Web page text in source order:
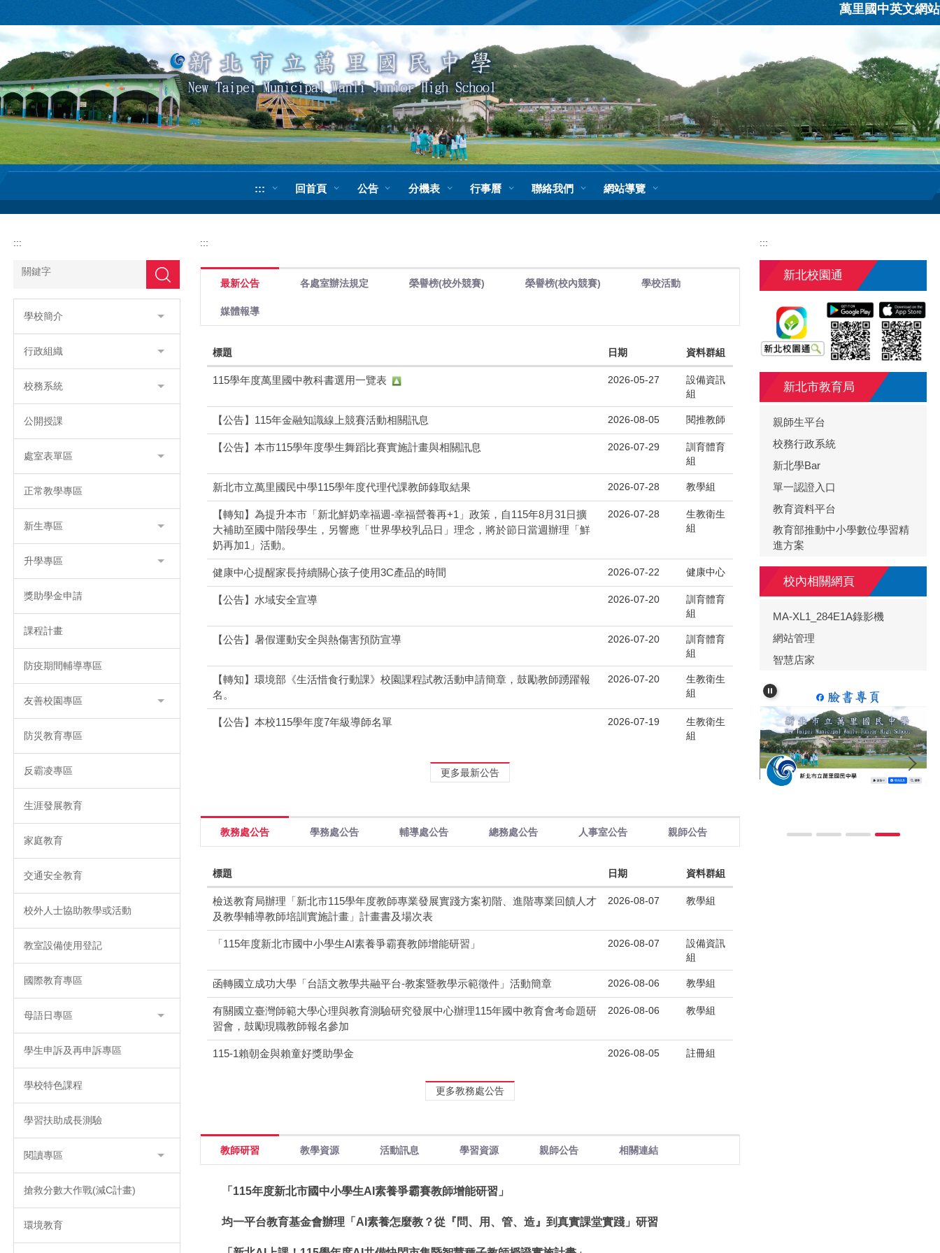
到
內
容
區
萬里國中英文網站
::: 回首頁 公告 分機表 行事曆 聯絡我們 網站導覽
:::
搜尋
學校簡介
行政組織
校務系統
公開授課
處室表單區
正常教學專區
新生專區
升學專區
獎助學金申請
課程計畫
防疫期間輔導專區
友善校園專區
防災教育專區
反霸凌專區
生涯發展教育
家庭教育
交通安全教育
校外人士協助教學或活動
教室設備使用登記
國際教育專區
母語日專區
學生申訴及再申訴專區
學校特色課程
學習扶助成長測驗
閱讀專區
搶救分數大作戰(減C計畫)
環境教育
:::
最新公告 各處室辦法規定 榮譽榜(校外競賽) 榮譽榜(校內競賽) 學校活動
媒體報導
標題 日期 資料群組
115學年度萬里國中教科書選用一覽表 2026-05-27
設備資訊
組
【公告】115年金融知識線上競賽活動相關訊息 2026-08-05 閱推教師
【公告】本市115學年度學生舞蹈比賽實施計畫與相關訊息 2026-07-29
訓育體育
組
新北市立萬里國民中學115學年度代理代課教師錄取結果 2026-07-28 教學組
【轉知】為提升本市「新北鮮奶幸福週-幸福營養再+1」政策，自115年8月31日擴
大補助至國中階段學生，另響應「世界學校乳品日」理念，將於節日當週辦理「鮮
奶再加1」活動。
2026-07-28
生教衛生
組
健康中心提醒家長持續關心孩子使用3C產品的時間 2026-07-22 健康中心
【公告】水域安全宣導 2026-07-20
訓育體育
組
【公告】暑假運動安全與熱傷害預防宣導 2026-07-20
訓育體育
組
【轉知】環境部《生活惜食行動課》校園課程試教活動申請簡章，鼓勵教師踴躍報
名。
2026-07-20
生教衛生
組
【公告】本校115學年度7年級導師名單 2026-07-19
生教衛生
組
更多最新公告
教務處公告 學務處公告 輔導處公告 總務處公告 人事室公告 親師公告
標題 日期 資料群組
檢送教育局辦理「新北市115學年度教師專業發展實踐方案初階、進階專業回饋人才
及教學輔導教師培訓實施計畫」計畫書及場次表
2026-08-07 教學組
「115年度新北市國中小學生AI素養爭霸賽教師增能研習」 2026-08-07
設備資訊
組
函轉國立成功大學「台語文教學共融平台-教案暨教學示範徵件」活動簡章 2026-08-06 教學組
有關國立臺灣師範大學心理與教育測驗研究發展中心辦理115年國中教育會考命題研
習會，鼓勵現職教師報名參加
2026-08-06 教學組
115-1賴朝金與賴童好獎助學金 2026-08-05 註冊組
更多教務處公告
教師研習 教學資源 活動訊息 學習資源 親師公告 相關連結
「115年度新北市國中小學生AI素養爭霸賽教師增能研習」
均一平台教育基金會辦理「AI素養怎麼教？從『問、用、管、造』到真實課堂實踐」研習
:::
新北校園通
新北市教育局
親師生平台
校務行政系統
新北學Bar
單一認證入口
教育資料平台
教育部推動中小學數位學習精
進方案
校內相關網頁
MA-XL1_284E1A錄影機
網站管理
智慧店家
制申訴系統服務平